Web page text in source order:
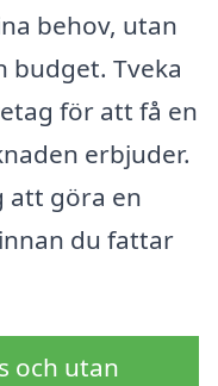
behov, utan
budget. Tveka
för att få en
erbjuder.
att göra en
du fattar
och utan